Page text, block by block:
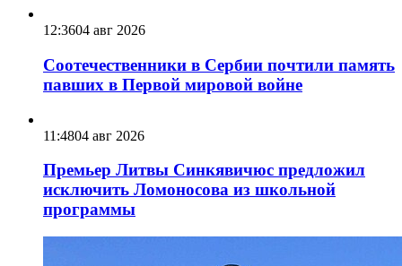
12:3604 авг 2026
Соотечественники в Сербии почтили память
павших в Первой мировой войне
11:4804 авг 2026
Премьер Литвы Синкявичюс предложил
исключить Ломоносова из школьной
программы